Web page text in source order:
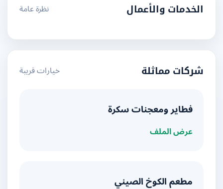
الخدمات والأعمال نظرة عامة
شركات مماثلة خيارات قريبة
فطاير ومعجنات سكرة
عرض الملف
مطعم الكوخ الصيني